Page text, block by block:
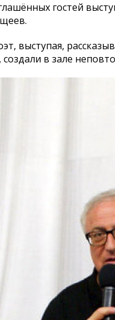
гостей
выступая,
создали в зале